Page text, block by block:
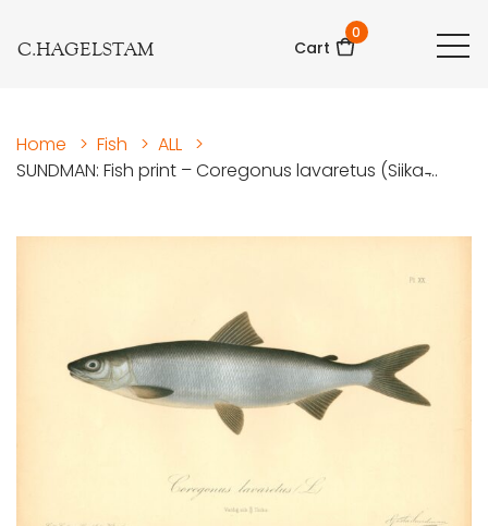
C.HAGELSTAM Cart
0
Home > Fish > ALL >
SUNDMAN: Fish print – Coregonus lavaretus (Siika ̵...